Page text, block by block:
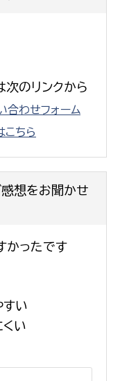
次のリンクから
合わせフォーム
こちら
感想をお聞かせ
かったです
すい
くい